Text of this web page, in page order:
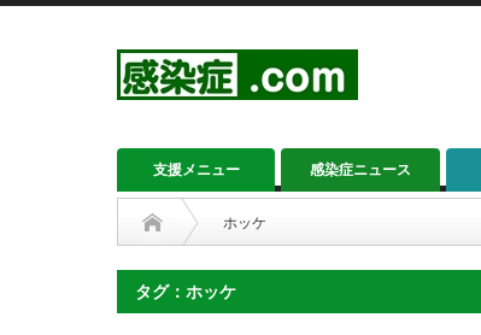
支援メニュー 感染症ニュース
ホッケ
タグ：ホッケ